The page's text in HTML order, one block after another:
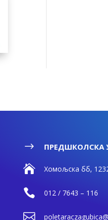
$ ПРЕДШКОЛСКА
 Хомољска бб,
 012 / 7643 – 116
